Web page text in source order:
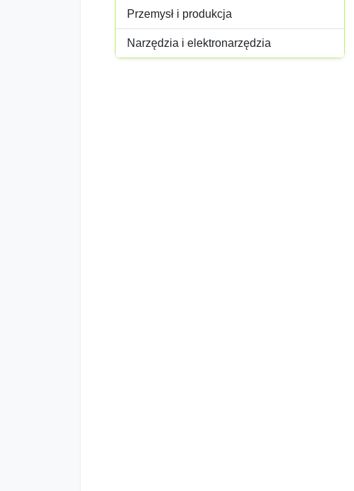
Przemysł i produkcja
Narzędzia i elektronarzędzia